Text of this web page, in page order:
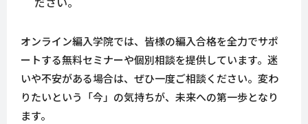
オンライン編入学院では、皆様の編入合格を全力でサポ
ートする無料セミナーや個別相談を提供しています。迷
いや不安がある場合は、ぜひ一度ご相談ください。変わ
りたいという「今」の気持ちが、未来への第一歩となり
ます。